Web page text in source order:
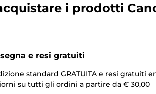
i prodotti
e resi gratuiti
standard GRATUITA e resi gratuiti
su tutti gli ordini a partire da € 30,00